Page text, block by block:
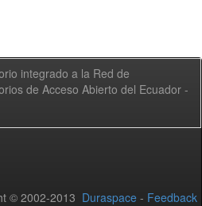
integrado a la Red de
de Acceso Abierto del Ecuador -
© 2002-2013 Duraspace - Feedback